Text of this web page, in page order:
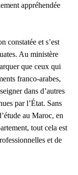
appréhendée
constatée et s’est
Au ministère
que ceux qui
franco-arabes,
dans d’autres
par l’État. Sans
au Maroc, en
tout cela est
et de